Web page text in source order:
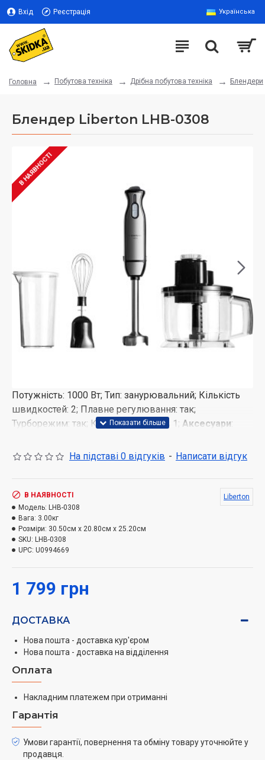
Вхід Реєстрація Українська
Головна Побутова техніка Дрібна побутова техніка Блендери
Блендер Liberton LHB-0308
В НАЯВНОСТІ
Потужність: 1000 Вт; Тип: занурювальний; Кількість
швидкостей: 2; Плавне регулювання: так;
Турборежим: так; Комплектація: 8 в 1; Аксесуари:
стакан (600 мл), чаша подрібнювача (1750 мл), диск
Матеріал корпусу: пластик; Колір: чорний+нерж.
На підставі 0 відгуків - Написати відгук
1 799 грн
В НАЯВНОСТІ
Модель: LHB-0308
Вага: 3.00кг
Розміри: 30.50см x 20.80см x 25.20см
SKU: LHB-0308
UPC: U0994669
Liberton
ДОСТАВКА
Нова пошта - доставка кур'єром
Нова пошта - доставка на відділення
Оплата
Накладним платежем при отриманні
Гарантія
Умови гарантії, повернення та обміну товару уточнюйте у
продавця.